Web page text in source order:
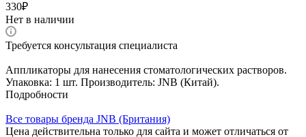
330₽
Нет в наличии
Требуется консультация специалиста
Аппликаторы для нанесения стоматологических растворов.
Упаковка: 1 шт. Производитель: JNB (Китай).
Подробности
Все товары бренда JNB (Британия)
Цена действительна только для сайта и может отличаться от